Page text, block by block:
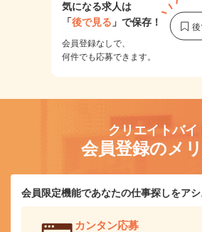
気になる求人は
「後で見る 」で保存！
会員登録なしで、
何件でも応募できます。
クリエイトバイ
会員登録のメ
会員限定機能であなたの仕事探しをアシ
カンタン応募